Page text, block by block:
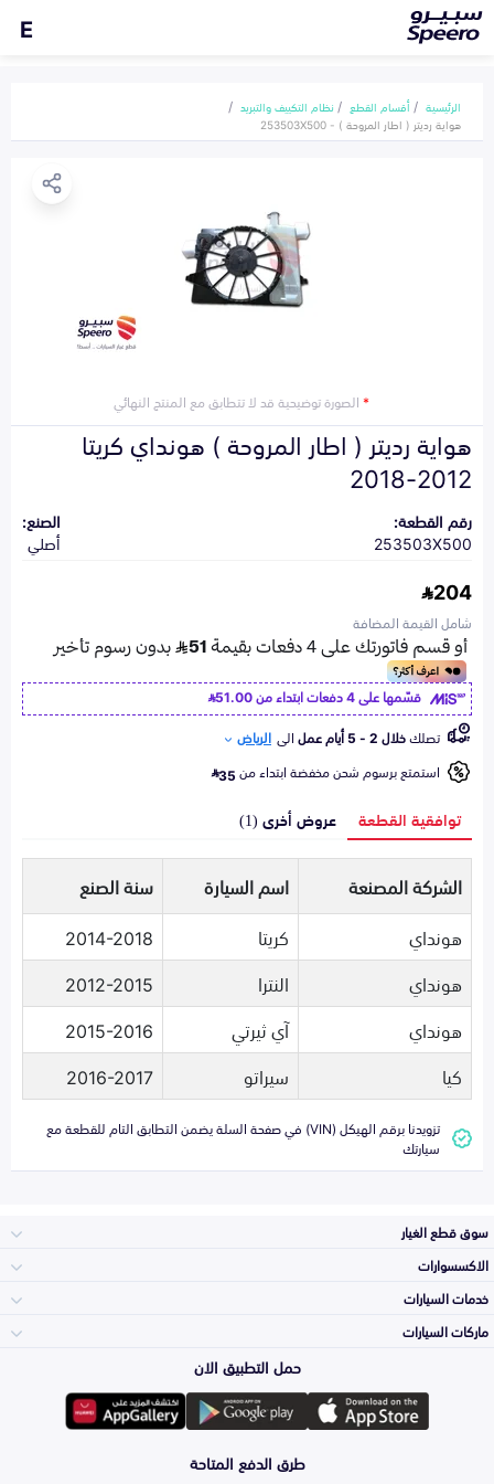
E
الرئيسية أقسام القطع
نظام التكييف والتبريد
هواية رديتر ( اطار المروحة ) - 253503X500
*الصورة توضيحية قد لا تتطابق مع المنتج النهائي
هواية رديتر ( اطار المروحة ) هونداي كريتا
2012-2018
رقم القطعة:
253503X500
الصنع:
أصلي
204
شامل القيمة المضافة
قسّمها على 4 دفعات ابتداء من
51.00
تصلكخلال 2 - 5 أيام عمل الى الرياض
استمتع برسوم شحن مخفضة ابتداء من35
توافقية القطعة عروض أخرى (1)
الشركة المصنعة اسم السيارة
سنة الصنع
هونداي
كريتا
2014-2018
هونداي
النترا
2012-2015
هونداي
آي ثيرتي
2015-2016
كيا
سيراتو 2016-2017
تزويدنا برقم الهيكل (VIN) في صفحة السلة يضمن التطابق التام للقطعة مع
سيارتك
سوق قطع الغيار
المكائن، القيرات
وملحقاتها
الشمعات
الاكسسوارات
لوازم الرحلات
خدمات السيارات
الأكثر مبيعاً
ماركات السيارات
Toyota
حمل التطبيق الان
طرق الدفع المتاحة